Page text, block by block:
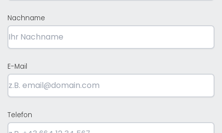
Nachname
E-Mail
Telefon